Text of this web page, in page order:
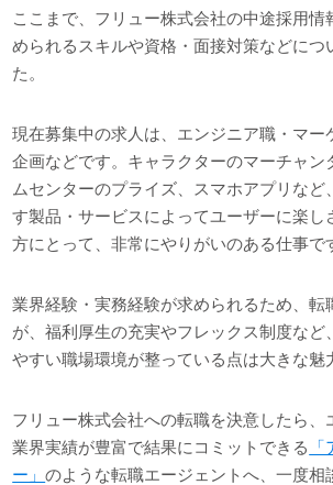
ここまで、フリュー株式会社の中途採用情
められるスキルや資格・面接対策などにつ
た。
現在募集中の求人は、エンジニア職・マー
企画などです。キャラクターのマーチャン
ムセンターのプライズ、スマホアプリなど
す製品・サービスによってユーザーに楽し
方にとって、非常にやりがいのある仕事で
業界経験・実務経験が求められるため、転
が、福利厚生の充実やフレックス制度など
やすい職場環境が整っている点は大きな魅
フリュー株式会社への転職を決意したら、
業界実績が豊富で結果にコミットできる
ー」のような転職エージェントへ、一度相